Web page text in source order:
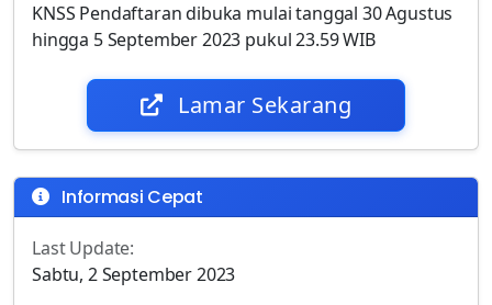
KNSS Pendaftaran dibuka mulai tanggal 30 Agustus
hingga 5 September 2023 pukul 23.59 WIB
Lamar Sekarang
Informasi Cepat
Last Update:
Sabtu, 2 September 2023